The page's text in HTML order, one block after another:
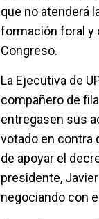
que no atenderá
formación foral y
Congreso.
La Ejecutiva de
compañero de
entregasen sus
votado en contra
de apoyar el
presidente,
negociando con